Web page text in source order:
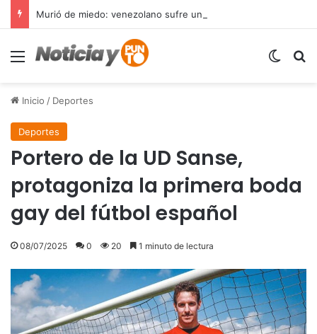
Menú
Inicio / Deportes
Deportes
Portero de la UD Sanse,
protagoniza la primera boda
gay del fútbol español
08/07/2025 0 20 1 minuto de lectura